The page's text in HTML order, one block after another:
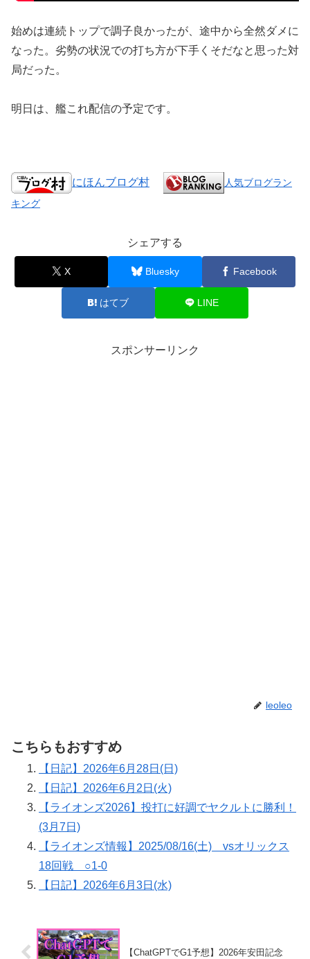
始めは連続トップで調子良かったが、途中から全然ダメに
なった。劣勢の状況での打ち方が下手くそだなと思った対
局だった。
明日は、艦これ配信の予定です。
にほんブログ村
人気ブログラン
キング
シェアする
X Bluesky Facebook
はてブ LINE
スポンサーリンク
leoleo
こちらもおすすめ
【日記】2026年6月28日(日)
【日記】2026年6月2日(火)
【ライオンズ2026】投打に好調でヤクルトに勝利！
(3月7日)
【ライオンズ情報】2025/08/16(土) vsオリックス
18回戦 ○1-0
【日記】2026年6月3日(水)
【ChatGPTでG1予想】2026年安田記念